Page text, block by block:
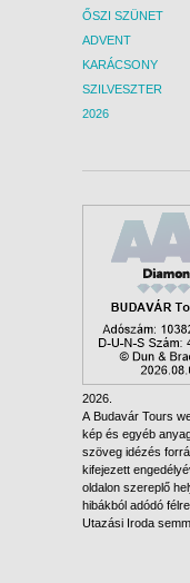
ŐSZI SZÜNET
ADVENT
KARÁCSONY
SZILVESZTER
2026
2026.
A Budavár Tours
kép és egyéb
szöveg idézés
kifejezett
oldalon szereplő
hibákból adódó
Utazási Iroda